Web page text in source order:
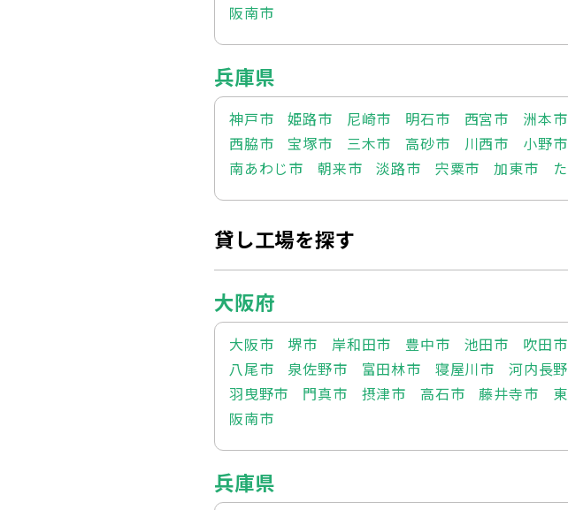
阪南市
兵庫県
神戸市 姫路市 尼崎市 明石市 西宮市 洲本市
西脇市
宝塚市 三木市 高砂市 川西市 小野市
南あわじ市
朝来市 淡路市 宍粟市 加東市
貸し工場を探す
大阪府
大阪市 堺市 岸和田市 豊中市 池田市 吹田市
八尾市
泉佐野市 富田林市 寝屋川市 河内長
羽曳野市
門真市 摂津市 高石市 藤井寺市
阪南市
兵庫県